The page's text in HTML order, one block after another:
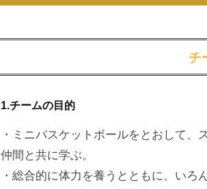
チ
1.チームの目的
・ミニバスケットボールをとおして
仲間と共に学ぶ。
・総合的に体力を養うとともに、いろ